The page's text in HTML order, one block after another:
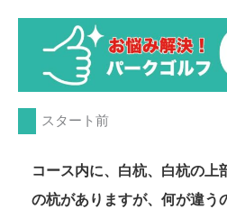
スタート前
コース内に、白杭、白杭の上
の杭がありますが、何が違う